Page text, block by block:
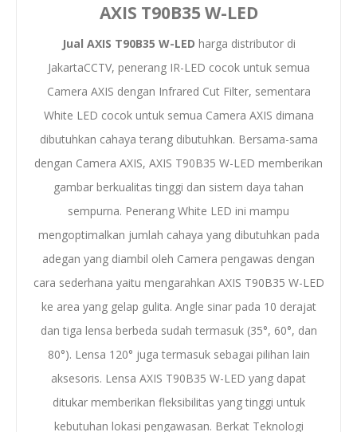
AXIS T90B35 W-LED
Jual AXIS T90B35 W-LED harga distributor di
JakartaCCTV, penerang IR-LED cocok untuk semua
Camera AXIS dengan Infrared Cut Filter, sementara
White LED cocok untuk semua Camera AXIS dimana
dibutuhkan cahaya terang dibutuhkan. Bersama-sama
dengan Camera AXIS, AXIS T90B35 W-LED memberikan
gambar berkualitas tinggi dan sistem daya tahan
sempurna. Penerang White LED ini mampu
mengoptimalkan jumlah cahaya yang dibutuhkan pada
adegan yang diambil oleh Camera pengawas dengan
cara sederhana yaitu mengarahkan AXIS T90B35 W-LED
ke area yang gelap gulita. Angle sinar pada 10 derajat
dan tiga lensa berbeda sudah termasuk (35°, 60°, dan
80°). Lensa 120° juga termasuk sebagai pilihan lain
aksesoris. Lensa AXIS T90B35 W-LED yang dapat
ditukar memberikan fleksibilitas yang tinggi untuk
kebutuhan lokasi pengawasan. Berkat Teknologi